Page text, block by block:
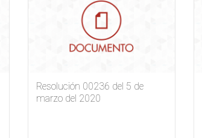
Resolución 00236 del 5 de
marzo del 2020